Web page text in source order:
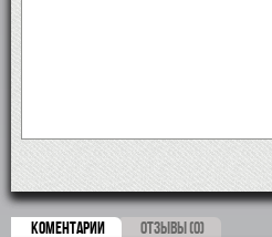
КОМЕНТАРИИ ОТЗЫВЫ (0)